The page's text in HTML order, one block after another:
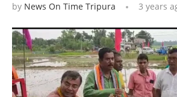
by News On Time Tripura 3 years